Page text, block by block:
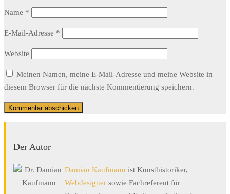
Name *
E-Mail-Adresse *
Website
Meinen Namen, meine E-Mail-Adresse und meine Website in
diesem Browser für die nächste Kommentierung speichern.
Der Autor
Damian Kaufmann ist Kunsthistoriker,
Webdesigner sowie Fachreferent für